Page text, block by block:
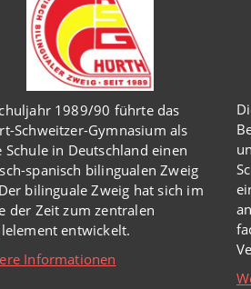
1989/90 führte das
Schweitzer-Gymnasium als
Schule in Deutschland einen
spanisch bilingualen Zweig
bilinguale Zweig hat sich im
der Zeit zum zentralen
entwickelt.
Informationen